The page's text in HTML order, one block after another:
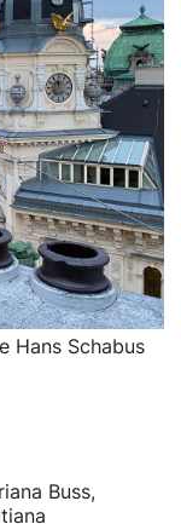
Hans Schabus
Buss,